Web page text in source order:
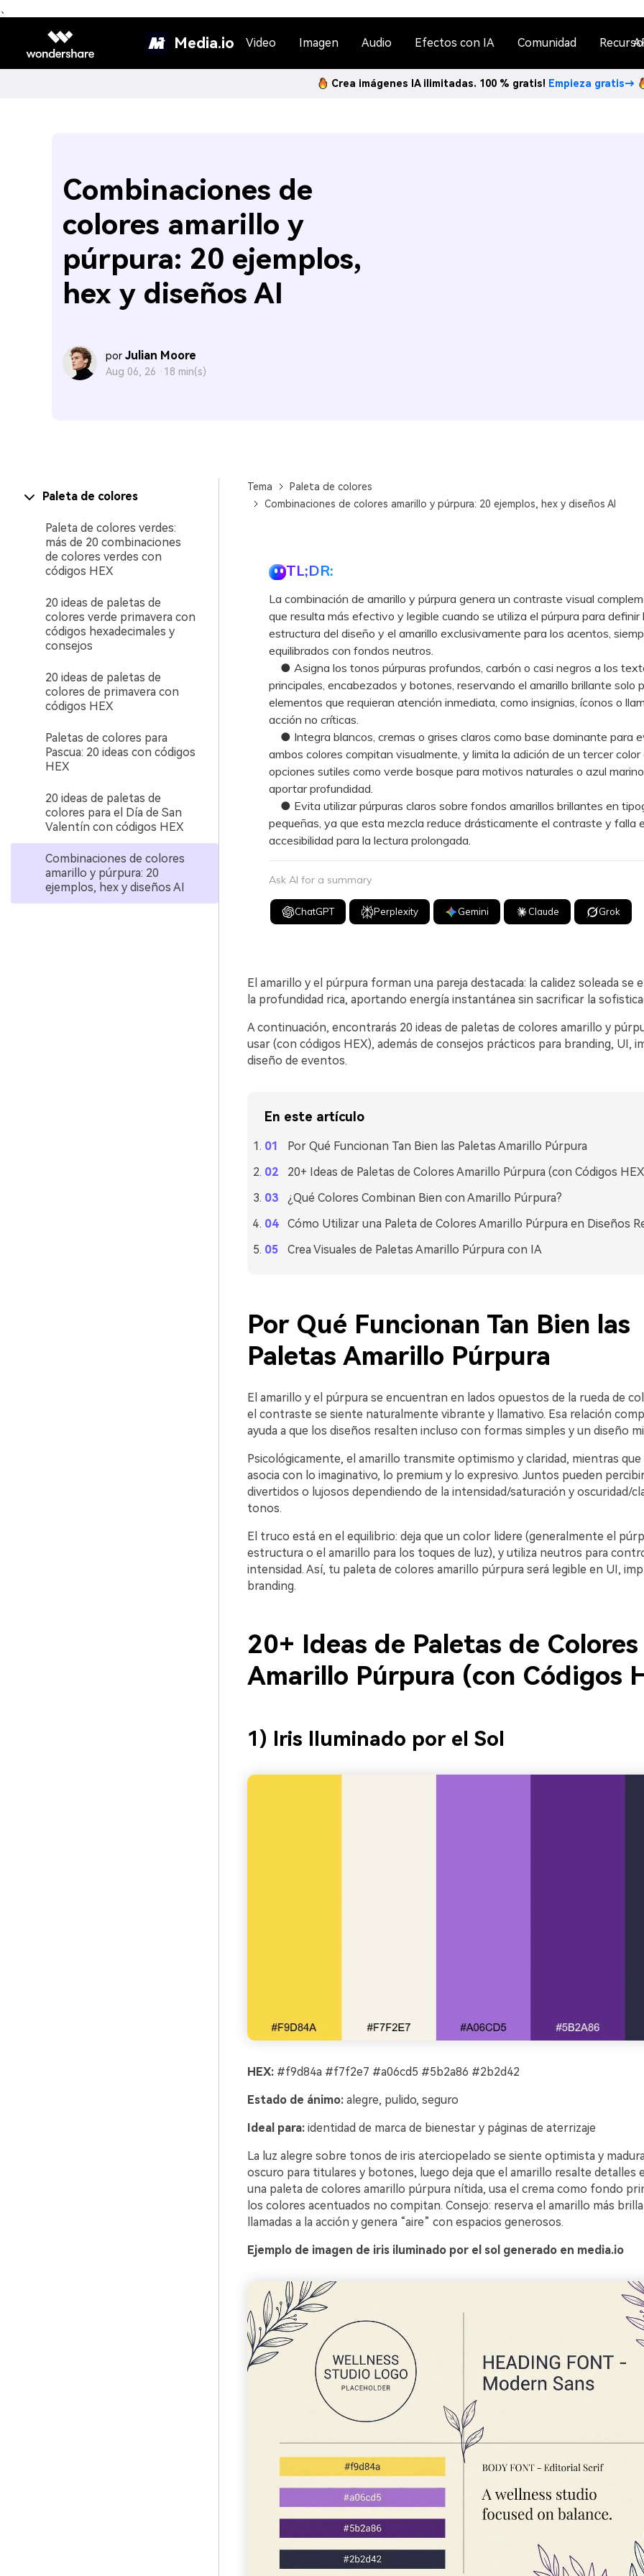
、
Media.io Video Imagen Audio Efectos con IA Comunidad
Crea imágenes IA ilimitadas. 100 % gratis! Empieza gratis→
Combinaciones de
colores amarillo y
púrpura: 20 ejemplos,
hex y diseños AI
por Julian Moore
Aug 06, 26 · 18 min(s)
Paleta de colores
Paleta de colores verdes:
más de 20 combinaciones
de colores verdes con
códigos HEX
20 ideas de paletas de
colores verde primavera con
códigos hexadecimales y
consejos
20 ideas de paletas de
colores de primavera con
códigos HEX
Paletas de colores para
Pascua: 20 ideas con códigos
HEX
20 ideas de paletas de
colores para el Día de San
Valentín con códigos HEX
Combinaciones de colores
amarillo y púrpura: 20
ejemplos, hex y diseños AI
Tema
Paleta de colores
Combinaciones de colores amarillo y púrpura: 20 ejemplos, hex y diseños AI
TL;DR:
La combinación de amarillo y púrpura genera un contraste visual
que resulta más efectivo y legible cuando se utiliza el púrpura para definir
estructura del diseño y el amarillo exclusivamente para los acentos,
equilibrados con fondos neutros.
● Asigna los tonos púrpuras profundos, carbón o casi negros a los
principales, encabezados y botones, reservando el amarillo brillante solo
elementos que requieran atención inmediata, como insignias, íconos o
acción no críticas.
● Integra blancos, cremas o grises claros como base dominante para
ambos colores compitan visualmente, y limita la adición de un tercer color
opciones sutiles como verde bosque para motivos naturales o azul
aportar profundidad.
● Evita utilizar púrpuras claros sobre fondos amarillos brillantes en
pequeñas, ya que esta mezcla reduce drásticamente el contraste y falla
accesibilidad para la lectura prolongada.
Ask AI for a summary
ChatGPT Perplexity Gemini Claude Grok
El amarillo y el púrpura forman una pareja destacada: la calidez soleada se
la profundidad rica, aportando energía instantánea sin sacrificar la
A continuación, encontrarás 20 ideas de paletas de colores amarillo y
usar (con códigos HEX), además de consejos prácticos para branding, UI,
diseño de eventos.
En este artículo
Por Qué Funcionan Tan Bien las Paletas Amarillo Púrpura
20+ Ideas de Paletas de Colores Amarillo Púrpura (con Códigos
¿Qué Colores Combinan Bien con Amarillo Púrpura?
Cómo Utilizar una Paleta de Colores Amarillo Púrpura en Diseños
Crea Visuales de Paletas Amarillo Púrpura con IA
Por Qué Funcionan Tan Bien las
Paletas Amarillo Púrpura
El amarillo y el púrpura se encuentran en lados opuestos de la rueda de
el contraste se siente naturalmente vibrante y llamativo. Esa relación
ayuda a que los diseños resalten incluso con formas simples y un diseño
Psicológicamente, el amarillo transmite optimismo y claridad, mientras
asocia con lo imaginativo, lo premium y lo expresivo. Juntos pueden
divertidos o lujosos dependiendo de la intensidad/saturación y oscuridad/
tonos.
El truco está en el equilibrio: deja que un color lidere (generalmente el
estructura o el amarillo para los toques de luz), y utiliza neutros para
intensidad. Así, tu paleta de colores amarillo púrpura será legible en UI,
branding.
20+ Ideas de Paletas de Colores
Amarillo Púrpura (con Códigos
1) Iris Iluminado por el Sol
HEX:#f9d84a #f7f2e7 #a06cd5 #5b2a86 #2b2d42
Estado de ánimo:alegre, pulido, seguro
Ideal para:identidad de marca de bienestar y páginas de aterrizaje
La luz alegre sobre tonos de iris aterciopelado se siente optimista y
oscuro para titulares y botones, luego deja que el amarillo resalte detalles
una paleta de colores amarillo púrpura nítida, usa el crema como fondo
los colores acentuados no compitan. Consejo: reserva el amarillo más
llamadas a la acción y genera “aire” con espacios generosos.
Ejemplo de imagen de iris iluminado por el sol generado en media.io